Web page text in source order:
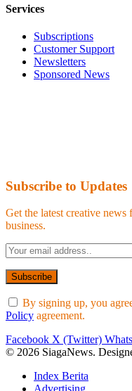
Services
Subscriptions
Customer Support
Newsletters
Sponsored News
Subscribe to Updates
Get the latest creative
business.
By signing up, you
Policy agreement.
Facebook X (Twitter)
© 2026 SiagaNews.
Index Berita